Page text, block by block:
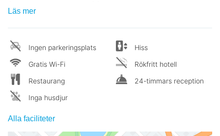
Läs mer
Ingen parkeringsplats
Gratis Wi-Fi
Restaurang
Inga husdjur
Hiss
Rökfritt hotell
24-timmars reception
Alla faciliteter